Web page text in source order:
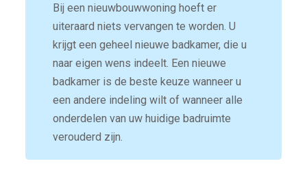
Bij een nieuwbouwwoning hoeft er
uiteraard niets vervangen te worden. U
krijgt een geheel nieuwe badkamer, die u
naar eigen wens indeelt. Een nieuwe
badkamer is de beste keuze wanneer u
een andere indeling wilt of wanneer alle
onderdelen van uw huidige badruimte
verouderd zijn.